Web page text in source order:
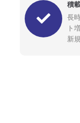
積
長
ト
新